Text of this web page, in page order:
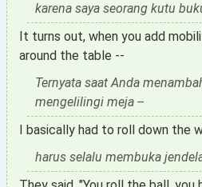
karena saya seorang kutu
It turns out, when you add
around the table --
Ternyata saat Anda
mengelilingi meja --
I basically had to roll down the
harus selalu membuka